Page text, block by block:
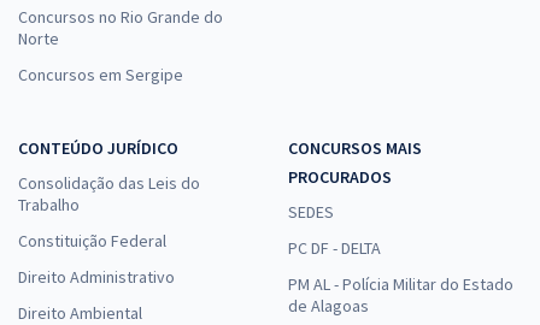
Concursos no Rio Grande do
Norte
Concursos em Sergipe
CONTEÚDO JURÍDICO
Consolidação das Leis do
Trabalho
Constituição Federal
Direito Administrativo
Direito Ambiental
CONCURSOS MAIS
PROCURADOS
SEDES
PC DF - DELTA
PM AL - Polícia Militar do Estado
de Alagoas